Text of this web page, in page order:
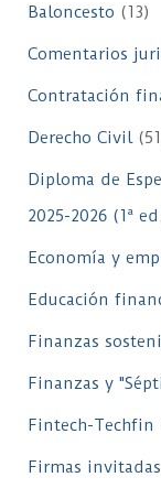
Baloncesto (13)
Comentarios
Contratación
Derecho Civil
Diploma de
2025-2026 (1ª
Economía y
Educación
Finanzas
Finanzas y
Fintech-Techfin
Firmas invitadas